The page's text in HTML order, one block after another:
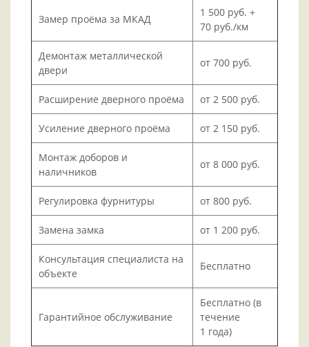
Замер проёма за МКАД
1 500 руб. +
70 руб./км
Демонтаж металлической
двери
от 700 руб.
Расширение дверного проёма от 2 500 руб.
Усиление дверного проёма от 2 150 руб.
Монтаж доборов и
наличников
от 8 000 руб.
Регулировка фурнитуры от 800 руб.
Замена замка от 1 200 руб.
Консультация специалиста на
объекте
Бесплатно
Гарантийное обслуживание
Бесплатно (в
течение
1 года)